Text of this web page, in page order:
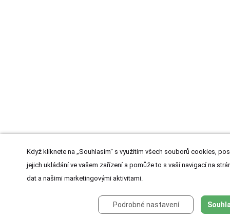
Když kliknete na „Souhlasím“ s využitím všech souborů cookies,
jejich ukládání ve vašem zařízení a pomůže to s vaší navigací na
dat a našimi marketingovými aktivitami.
Podrobné nastavení